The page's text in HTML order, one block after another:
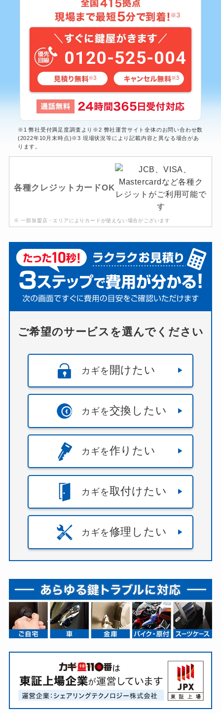
0120-525-004
※1 弊社受付満足度調査より※2 弊社運営サイト全体のお問い合わせ数
(2022年10月末時点)※3 現場状況等により記載内容と異なる場合があ
ります。
各種クレジットカードOK
※ 一部加盟店・エリアによりカードが使えない場合がございます
ご希望のサービスを選んでください
カギを 開けたい
カギを交換したい
カギを作りたい
カギを取付けたい
カギを修理したい